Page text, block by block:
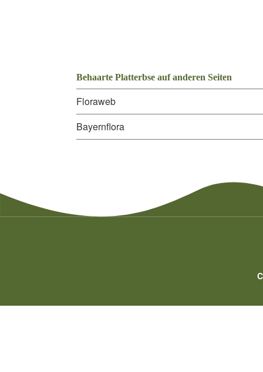
Behaarte Platterbse auf anderen Seiten
Floraweb
Bayernflora